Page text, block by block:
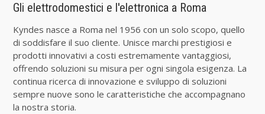
Gli elettrodomestici e l'elettronica a Roma
Kyndes nasce a Roma nel 1956 con un solo scopo, quello
di soddisfare il suo cliente. Unisce marchi prestigiosi e
prodotti innovativi a costi estremamente vantaggiosi,
offrendo soluzioni su misura per ogni singola esigenza. La
continua ricerca di innovazione e sviluppo di soluzioni
sempre nuove sono le caratteristiche che accompagnano
la nostra storia.